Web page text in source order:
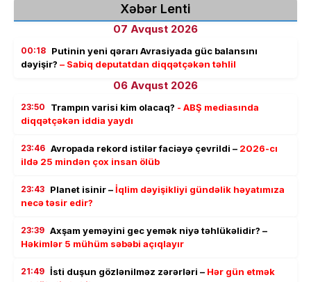
Xəbər Lenti
07 Avqust 2026
00:18 Putinin yeni qərarı Avrasiyada güc balansını
dəyişir? – Sabiq deputatdan diqqətçəkən təhlil
06 Avqust 2026
23:50 Trampın varisi kim olacaq? - ABŞ mediasında
diqqətçəkən iddia yaydı
23:46 Avropada rekord istilər faciəyə çevrildi – 2026-cı
ildə 25 mindən çox insan ölüb
23:43 Planet isinir –İqlim dəyişikliyi gündəlik həyatımıza
necə təsir edir?
23:39 Axşam yeməyini gec yemək niyə təhlükəlidir? –
Həkimlər 5 mühüm səbəbi açıqlayır
21:49 İsti duşun gözlənilməz zərərləri – Hər gün etmək